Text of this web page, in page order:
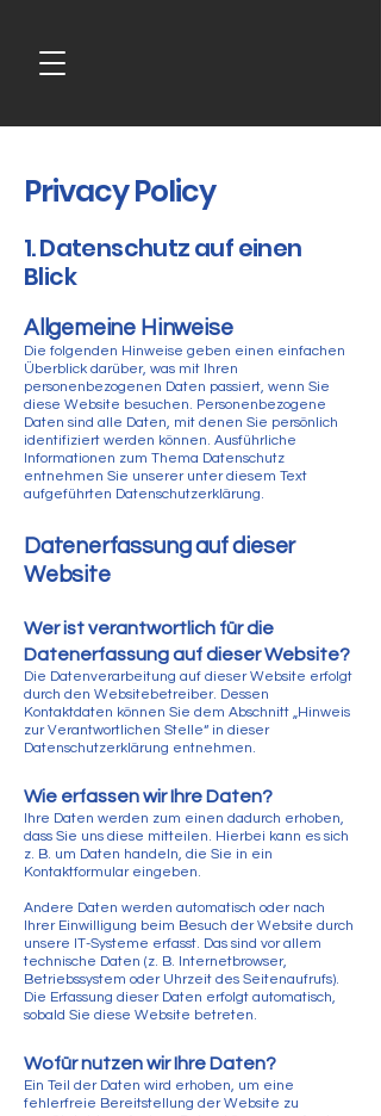
Privacy Policy
1. Datenschutz auf einen
Blick
Allgemeine Hinweise
Die folgenden Hinweise geben einen einfachen
Überblick darüber, was mit Ihren
personenbezogenen Daten passiert, wenn Sie
diese Website besuchen. Personenbezogene
Daten sind alle Daten, mit denen Sie persönlich
identifiziert werden können. Ausführliche
Informationen zum Thema Datenschutz
entnehmen Sie unserer unter diesem Text
aufgeführten Datenschutzerklärung.
Datenerfassung auf dieser
Website
Wer ist verantwortlich für die
Datenerfassung auf dieser Website?
Die Datenverarbeitung auf dieser Website erfolgt
durch den Websitebetreiber. Dessen
Kontaktdaten können Sie dem Abschnitt „Hinweis
zur Verantwortlichen Stelle“ in dieser
Datenschutzerklärung entnehmen.
Wie erfassen wir Ihre Daten?
Ihre Daten werden zum einen dadurch erhoben,
dass Sie uns diese mitteilen. Hierbei kann es sich
z. B. um Daten handeln, die Sie in ein
Kontaktformular eingeben.
Andere Daten werden automatisch oder nach
Ihrer Einwilligung beim Besuch der Website durch
unsere IT-Systeme erfasst. Das sind vor allem
technische Daten (z. B. Internetbrowser,
Betriebssystem oder Uhrzeit des Seitenaufrufs).
Die Erfassung dieser Daten erfolgt automatisch,
sobald Sie diese Website betreten.
Wofür nutzen wir Ihre Daten?
Ein Teil der Daten wird erhoben, um eine
fehlerfreie Bereitstellung der Website zu